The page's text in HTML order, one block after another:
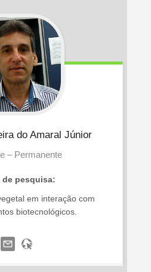
do Amaral Júnior
– Permanente
de pesquisa:
em interação com
biotecnológicos.